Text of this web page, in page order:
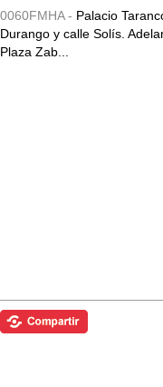
0060FMHA - Palacio
Durango y calle Solís.
Plaza Zab...